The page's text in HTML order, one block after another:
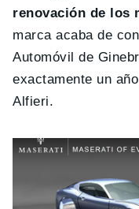
renovación de los
marca acaba de
Automóvil de
exactamente un
Alfieri.